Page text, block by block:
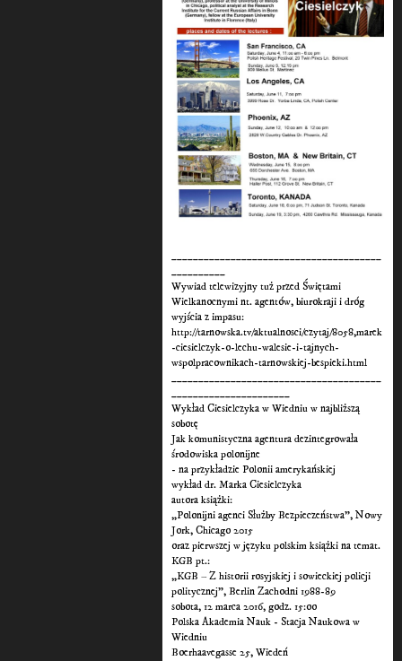
_______________________________________
__________
Wywiad telewizyjny tuż przed Świętami
Wielkanocnymi nt. agentów, biurokraji i dróg
wyjścia z impasu:
http://tarnowska.tv/aktualnosci/czytaj/8058,marek
-ciesielczyk-o-lechu-walesie-i-tajnych-
wspolpracownikach-tarnowskiej-bespieki.html
_______________________________________
______________________
Wykład Ciesielczyka w Wiedniu w najbliższą
sobotę
Jak komunistyczna agentura dezintegrowała
środowiska polonijne
- na przykładzie Polonii amerykańskiej
wykład dr. Marka Ciesielczyka
autora książki:
„Polonijni agenci Służby Bezpieczeństwa”, Nowy
Jork, Chicago 2015
oraz pierwszej w języku polskim książki na temat.
KGB pt.:
„KGB – Z historii rosyjskiej i sowieckiej policji
politycznej”, Berlin Zachodni 1988-89
sobota, 12 marca 2016, godz. 15:oo
Polska Akademia Nauk - Stacja Naukowa w
Wiedniu
Boerhaavegasse 25, Wiedeń